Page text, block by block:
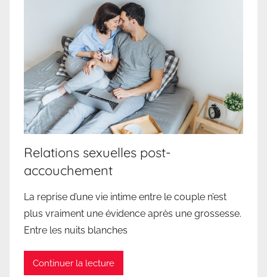
Relations sexuelles post-
accouchement
La reprise d’une vie intime entre le couple n’est
plus vraiment une évidence après une grossesse.
Entre les nuits blanches
Continuer la lecture